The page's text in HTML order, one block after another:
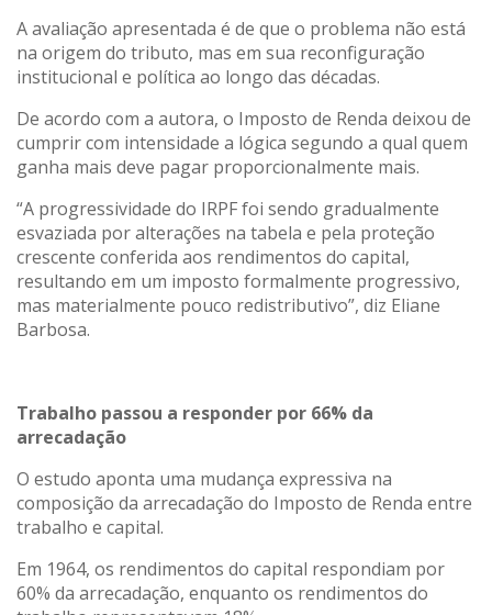
A avaliação apresentada é de que o problema não está
na origem do tributo, mas em sua reconfiguração
institucional e política ao longo das décadas.
De acordo com a autora, o Imposto de Renda deixou de
cumprir com intensidade a lógica segundo a qual quem
ganha mais deve pagar proporcionalmente mais.
“A progressividade do IRPF foi sendo gradualmente
esvaziada por alterações na tabela e pela proteção
crescente conferida aos rendimentos do capital,
resultando em um imposto formalmente progressivo,
mas materialmente pouco redistributivo”, diz Eliane
Barbosa.
Trabalho passou a responder por 66% da
arrecadação
O estudo aponta uma mudança expressiva na
composição da arrecadação do Imposto de Renda entre
trabalho e capital.
Em 1964, os rendimentos do capital respondiam por
60% da arrecadação, enquanto os rendimentos do